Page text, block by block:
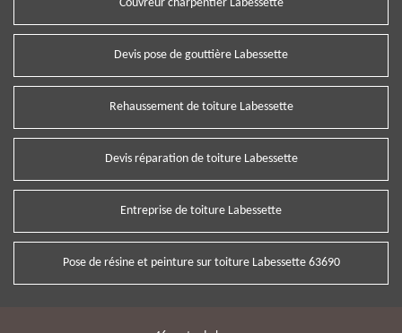
Couvreur charpentier Labessette
Devis pose de gouttière Labessette
Rehaussement de toiture Labessette
Devis réparation de toiture Labessette
Entreprise de toiture Labessette
Pose de résine et peinture sur toiture Labessette 63690